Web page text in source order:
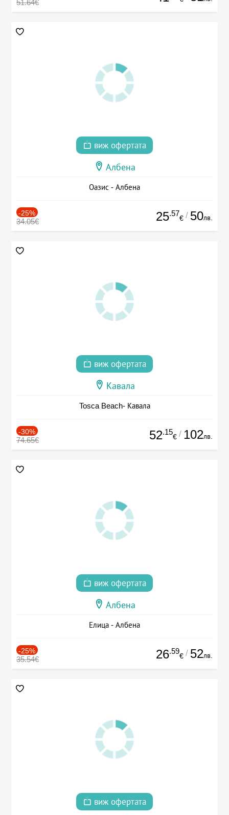
51.64€
виж офертата
Албена
Оазис - Албена
-25%
34.05€ 25.57
€ / 50лв.
виж офертата
Кавала
Tosca Beach- Кавала
-30%
74.65€ 52.15
€ / 102лв.
виж офертата
Албена
Елица - Албена
-25%
35.54€ 26.59
€ / 52лв.
виж офертата